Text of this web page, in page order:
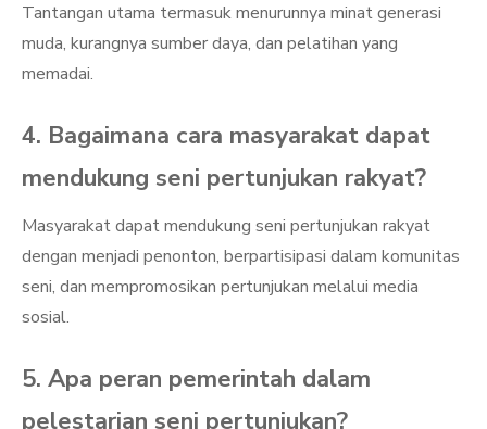
Tantangan utama termasuk menurunnya minat generasi
muda, kurangnya sumber daya, dan pelatihan yang
memadai.
4. Bagaimana cara masyarakat dapat
mendukung seni pertunjukan rakyat?
Masyarakat dapat mendukung seni pertunjukan rakyat
dengan menjadi penonton, berpartisipasi dalam komunitas
seni, dan mempromosikan pertunjukan melalui media
sosial.
5. Apa peran pemerintah dalam
pelestarian seni pertunjukan?